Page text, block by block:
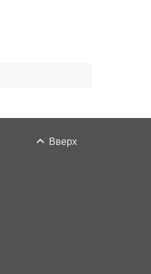
Вверх